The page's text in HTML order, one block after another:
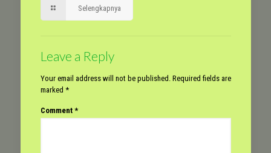
Selengkapnya
Leave a Reply
Your email address will not be published. Required fields are
marked *
Comment *